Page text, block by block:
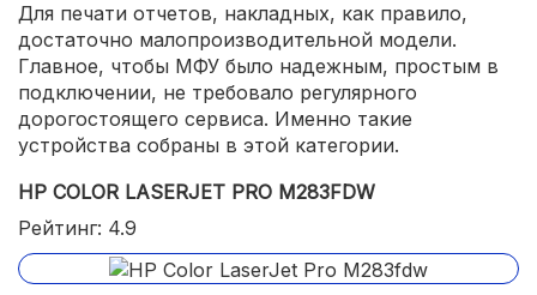
Для печати отчетов, накладных, как правило,
достаточно малопроизводительной модели.
Главное, чтобы МФУ было надежным, простым в
подключении, не требовало регулярного
дорогостоящего сервиса. Именно такие
устройства собраны в этой категории.
HP COLOR LASERJET PRO M283FDW
Рейтинг: 4.9